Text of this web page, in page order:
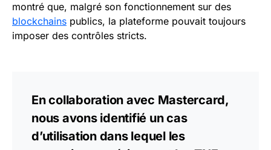
montré que, malgré son fonctionnement sur des
blockchains publics, la plateforme pouvait toujours
imposer des contrôles stricts.
En collaboration avec Mastercard,
nous avons identifié un cas
d’utilisation dans lequel les